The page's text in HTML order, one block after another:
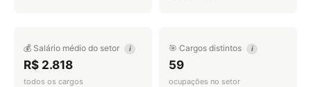
💰 Salário médio do setor i
R$ 2.818
todos os cargos
🎯 Cargos distintos i
59
ocupações no setor